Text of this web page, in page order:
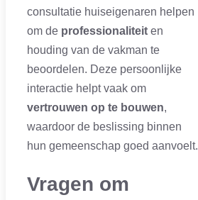
consultatie huiseigenaren helpen
om de professionaliteit en
houding van de vakman te
beoordelen. Deze persoonlijke
interactie helpt vaak om
vertrouwen op te bouwen,
waardoor de beslissing binnen
hun gemeenschap goed aanvoelt.
Vragen om